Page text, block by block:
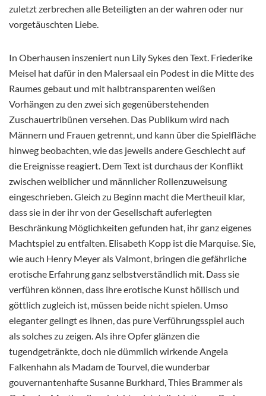
zuletzt zerbrechen alle Beteiligten an der wahren oder nur
vorgetäuschten Liebe.
In Oberhausen inszeniert nun Lily Sykes den Text. Friederike
Meisel hat dafür in den Malersaal ein Podest in die Mitte des
Raumes gebaut und mit halbtransparenten weißen
Vorhängen zu den zwei sich gegenüberstehenden
Zuschauertribünen versehen. Das Publikum wird nach
Männern und Frauen getrennt, und kann über die Spielfläche
hinweg beobachten, wie das jeweils andere Geschlecht auf
die Ereignisse reagiert. Dem Text ist durchaus der Konflikt
zwischen weiblicher und männlicher Rollenzuweisung
eingeschrieben. Gleich zu Beginn macht die Mertheuil klar,
dass sie in der ihr von der Gesellschaft auferlegten
Beschränkung Möglichkeiten gefunden hat, ihr ganz eigenes
Machtspiel zu entfalten. Elisabeth Kopp ist die Marquise. Sie,
wie auch Henry Meyer als Valmont, bringen die gefährliche
erotische Erfahrung ganz selbstverständlich mit. Dass sie
verführen können, dass ihre erotische Kunst höllisch und
göttlich zugleich ist, müssen beide nicht spielen. Umso
eleganter gelingt es ihnen, das pure Verführungsspiel auch
als solches zu zeigen. Als ihre Opfer glänzen die
tugendgetränkte, doch nie dümmlich wirkende Angela
Falkenhahn als Madam de Tourvel, die wunderbar
gouvernantenhafte Susanne Burkhard, Thies Brammer als